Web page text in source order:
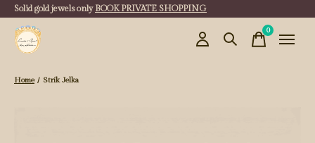
Solid gold jewels only BOOK PRIVATE SHOPPING
0items
Home / Strik Jelka